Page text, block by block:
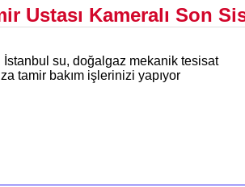
Ustası Kameralı Son
İstanbul su, doğalgaz mekanik tesisat
tamir bakım işlerinizi yapıyor